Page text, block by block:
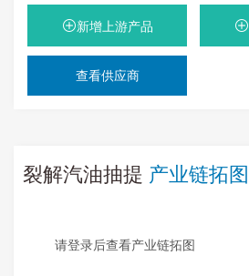
新增上游产品
查看供应商
裂解汽油抽提 产业链拓图
请登录后查看产业链拓图